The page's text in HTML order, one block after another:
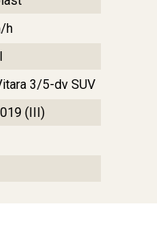
h
3/5-dv SUV
(III)